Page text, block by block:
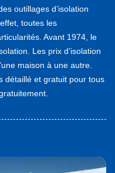
outillages d’isolation
toutes les
Avant 1974, le
Les prix d’isolation
maison à une autre.
détaillé et gratuit pour tous